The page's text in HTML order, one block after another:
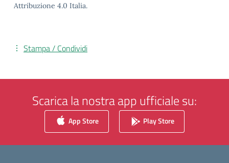
Attribuzione 4.0 Italia.
Stampa / Condividi
Scarica la nostra app ufficiale su:
App Store Play Store